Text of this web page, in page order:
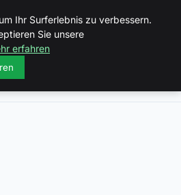
Ihr Surferlebnis zu verbessern.
Sie unsere
erfahren